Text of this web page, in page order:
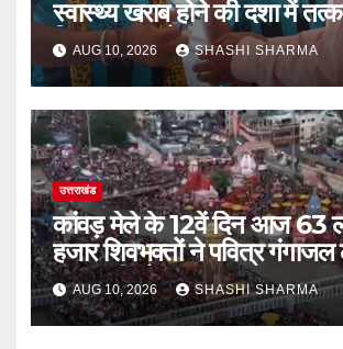
स्वास्थ्य खराब होने की दशा में
किया जा रहा है उपचार
AUG 10, 2026 SHASHI SHARMA
उत्तराखंड
कांवड़ मेले के 12वें दिन आज 63
हजार शिवभक्तों ने पवित्र
गंतव्य की ओर हुए रवाना
AUG 10, 2026 SHASHI SHARMA